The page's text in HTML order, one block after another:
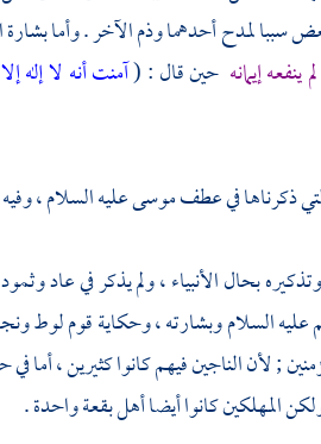
سببا لمدح أحدهما وذم الآخر . وأما
إيمانه حين قال : (آمنت أنه لا إله
ذكرناها في عطفموسىعليه السلام ،
بحال الأنبياء ، ولم يذكر فيعادوثمود
عليه السلام وبشارته ، وحكايةقوم لوط
; لأن الناجين فيهم كانوا كثيرين ، أما
المهلكين كانوا أيضا أهل بقعة واحدة .